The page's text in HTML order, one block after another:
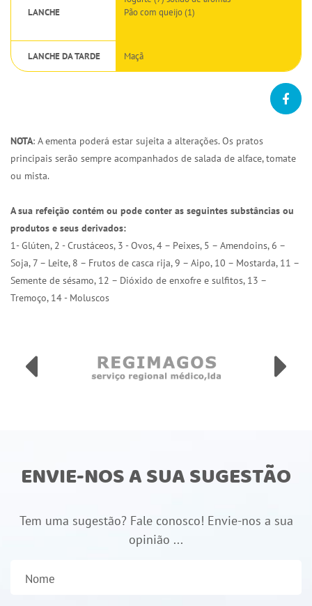
LANCHE
Pão com queijo (1)
LANCHE DA TARDE Maçã
NOTA: A ementa poderá estar sujeita a alterações. Os pratos
principais serão sempre acompanhados de salada de alface, tomate
ou mista.
A sua refeição contém ou pode conter as seguintes substâncias ou
produtos e seus derivados:
1- Glúten, 2 - Crustáceos, 3 - Ovos, 4 – Peixes, 5 – Amendoins, 6 –
Soja, 7 – Leite, 8 – Frutos de casca rija, 9 – Aipo, 10 – Mostarda, 11 –
Semente de sésamo, 12 – Dióxido de enxofre e sulfitos, 13 –
Tremoço, 14 - Moluscos
ENVIE-NOS A SUA SUGESTÃO
Tem uma sugestão? Fale conosco! Envie-nos a sua
opinião ...
Nome